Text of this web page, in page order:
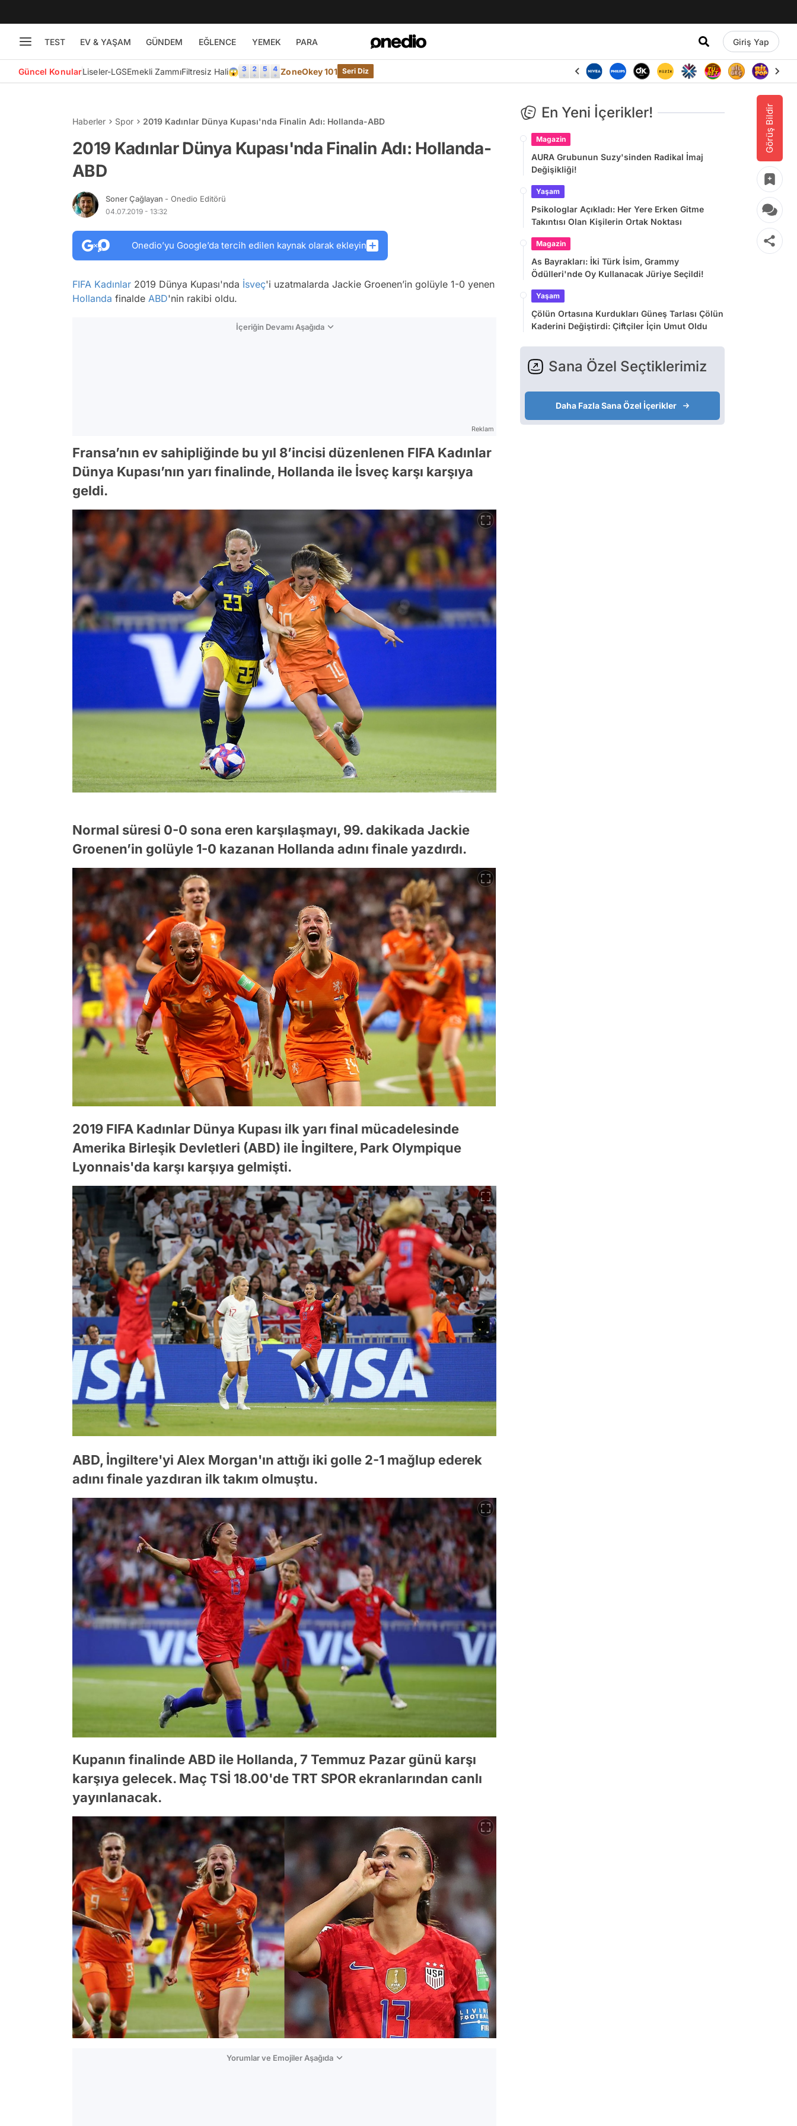
TEST EV & YAŞAM GÜNDEM EĞLENCE YEMEK PARA Giriş Yap
Güncel KonularLiseler-LGSEmekli ZammıFiltresiz Hali😱 ZoneOkey 101 Seri Diz
Görüş Bildir
Haberler Spor 2019 Kadınlar Dünya Kupası'nda Finalin Adı: Hollanda-ABD
2019 Kadınlar Dünya Kupası'nda Finalin Adı: Hollanda-
ABD
Soner Çağlayan - Onedio Editörü
04.07.2019 - 13:32
Onedio’yu Google’da tercih edilen kaynak olarak ekleyin
FIFA Kadınlar 2019 Dünya Kupası'nda İsveç'i uzatmalarda Jackie Groenen’in golüyle 1-0 yenen
Hollanda finalde ABD'nin rakibi oldu.
İçeriğin Devamı Aşağıda
Reklam
Fransa’nın ev sahipliğinde bu yıl 8’incisi düzenlenen FIFA Kadınlar
Dünya Kupası’nın yarı finalinde, Hollanda ile İsveç karşı karşıya
geldi.
Normal süresi 0-0 sona eren karşılaşmayı, 99. dakikada Jackie
Groenen’in golüyle 1-0 kazanan Hollanda adını finale yazdırdı.
2019 FIFA Kadınlar Dünya Kupası ilk yarı final mücadelesinde
Amerika Birleşik Devletleri (ABD) ile İngiltere, Park Olympique
Lyonnais'da karşı karşıya gelmişti.
ABD, İngiltere'yi Alex Morgan'ın attığı iki golle 2-1 mağlup ederek
adını finale yazdıran ilk takım olmuştu.
Kupanın finalinde ABD ile Hollanda, 7 Temmuz Pazar günü karşı
karşıya gelecek. Maç TSİ 18.00'de TRT SPOR ekranlarından canlı
yayınlanacak.
Yorumlar ve Emojiler Aşağıda
En Yeni İçerikler!
Magazin
AURA Grubunun Suzy'sinden Radikal İmaj
Değişikliği!
Yaşam
Psikologlar Açıkladı: Her Yere Erken Gitme
Takıntısı Olan Kişilerin Ortak Noktası
Magazin
As Bayrakları: İki Türk İsim, Grammy
Ödülleri'nde Oy Kullanacak Jüriye Seçildi!
Yaşam
Çölün Ortasına Kurdukları Güneş Tarlası Çölün
Kaderini Değiştirdi: Çiftçiler İçin Umut Oldu
Sana Özel Seçtiklerimiz
Daha Fazla Sana Özel İçerikler